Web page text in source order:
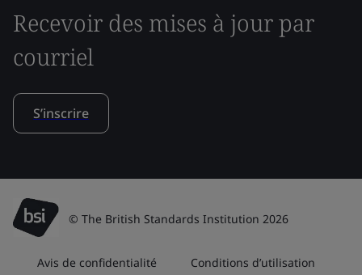
Recevoir des mises à jour par
courriel
S’inscrire
© The British Standards Institution 2026
Avis de confidentialité Conditions d’utilisation